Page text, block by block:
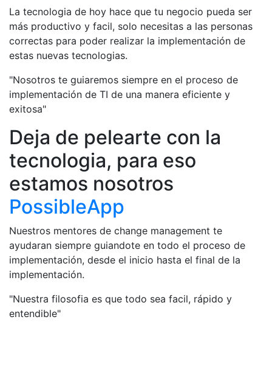
La tecnologia de hoy hace que tu negocio pueda ser
más productivo y facil, solo necesitas a las personas
correctas para poder realizar la implementación de
estas nuevas tecnologias.
"Nosotros te guiaremos siempre en el proceso de
implementación de TI de una manera eficiente y
exitosa"
Deja de pelearte con la
tecnologia, para eso
estamos nosotros
PossibleApp
Nuestros mentores de change management te
ayudaran siempre guiandote en todo el proceso de
implementación, desde el inicio hasta el final de la
implementación.
"Nuestra filosofia es que todo sea facil, rápido y
entendible"